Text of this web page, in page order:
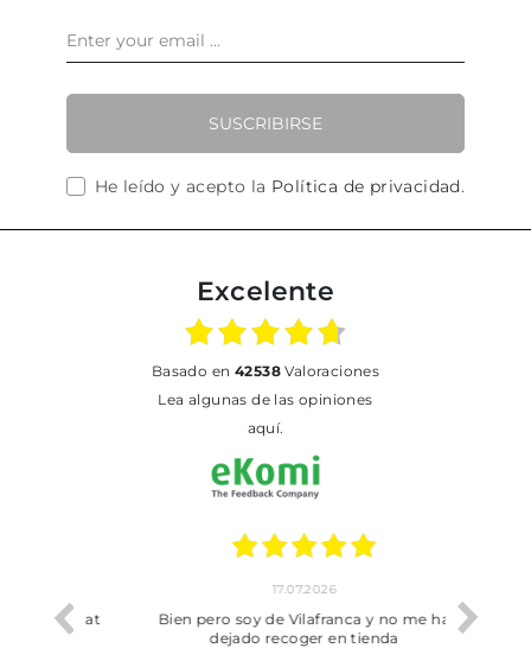
SUSCRIBIRSE
He leído y acepto la Política de privacidad.
Excelente
basado en 42538Valoraciones
Lea algunas de las opiniones
aquí.
trobat
17.07.2026
Bien pero soy de Vilafranca y no me ha
dejado recoger en tienda